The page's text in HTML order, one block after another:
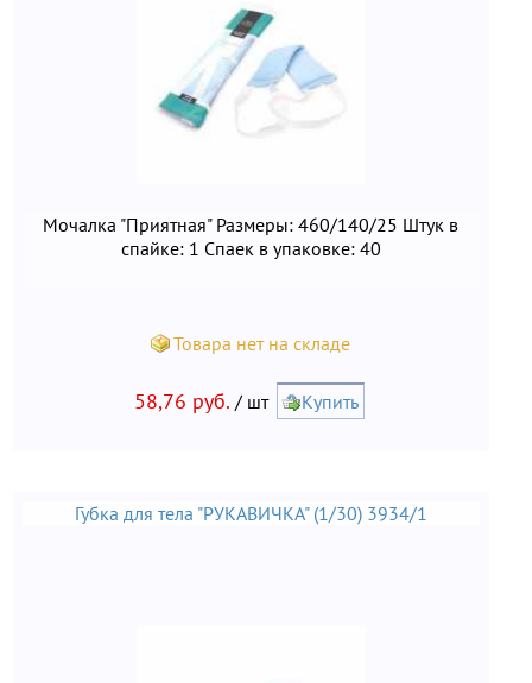
Мочалка "Приятная" Размеры: 460/140/25 Штук в
спайке: 1 Спаек в упаковке: 40
Товара нет на складе
58,76 руб. / шт Купить
Губка для тела "РУКАВИЧКА" (1/30) 3934/1